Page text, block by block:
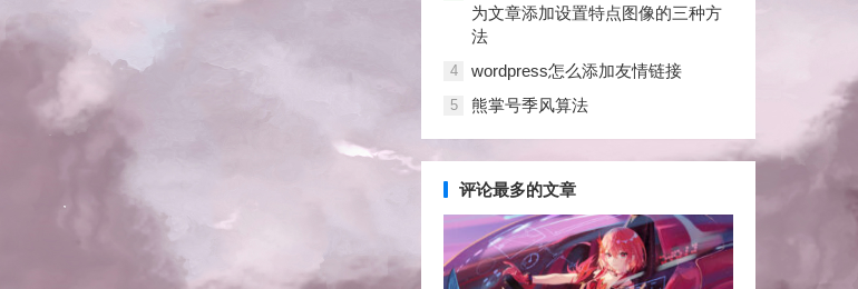
为文章添加设置特点图像的三种方
法
4 wordpress怎么添加友情链接
5 熊掌号季风算法
评论最多的文章